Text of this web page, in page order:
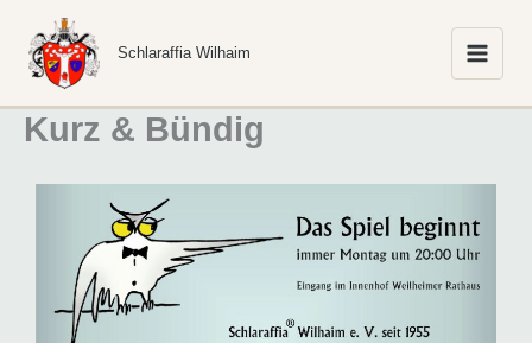
Inhalt
springen
Schlaraffia Wilhaim
Kurz & Bündig